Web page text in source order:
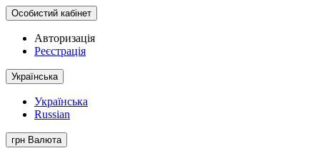
Особистий кабінет
Авторизація
Реєстрація
Українська
Українська
Russian
грн Валюта